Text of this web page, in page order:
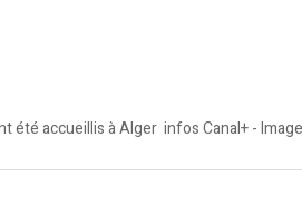
été accueillis à Alger infos Canal+ -